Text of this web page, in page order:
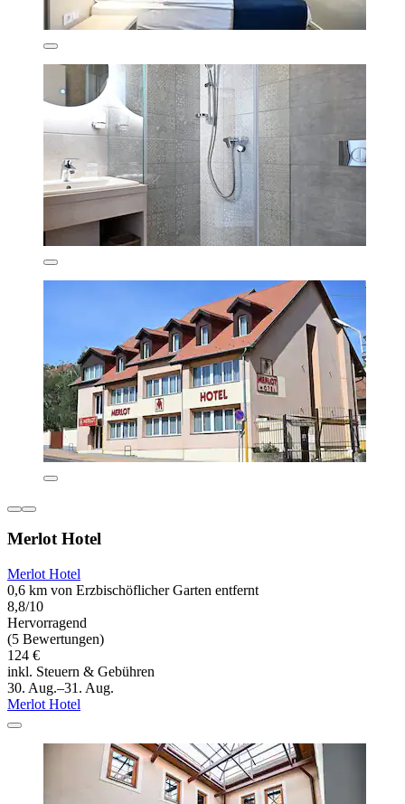
Merlot Hotel
Merlot Hotel
0,6 km von Erzbischöflicher Garten entfernt
8,8/10
Hervorragend
(5 Bewertungen)
124 €
inkl. Steuern & Gebühren
30. Aug.–31. Aug.
Merlot Hotel